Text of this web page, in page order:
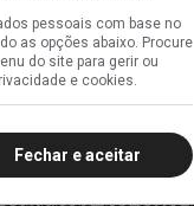
pessoais com base no
as opções abaixo. Procure
do site para gerir ou
e cookies.
Fechar e aceitar